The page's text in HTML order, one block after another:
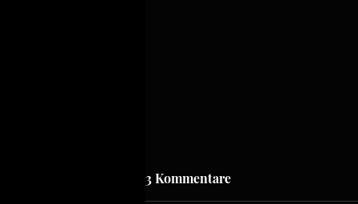
3 Kommentare